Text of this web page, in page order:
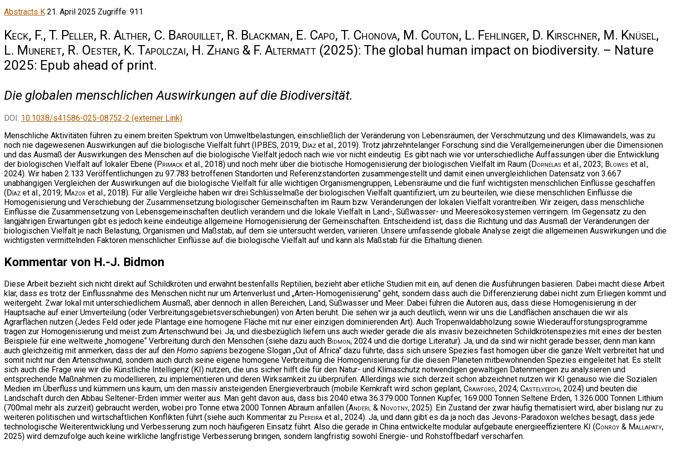
Abstracts K 21. April 2025 Zugriffe: 911
Keck, F., T. Peller, R. Alther, C. Barouillet, R. Blackman, E. Capo, T. Chonova, M. Couton, L. Fehlinger, D. Kirschner, M. Knüsel,
L. Muneret, R. Oester, K. Tapolczai, H. Zhang & F. Altermatt (2025): The global human impact on biodiversity. – Nature
2025: Epub ahead of print.
Die globalen menschlichen Auswirkungen auf die Biodiversität.
DOI: 10.1038/s41586-025-08752-2 (externer Link)
Menschliche Aktivitäten führen zu einem breiten Spektrum von Umweltbelastungen, einschließlich der Veränderung von Lebensräumen, der Verschmutzung und des Klimawandels, was zu
noch nie dagewesenen Auswirkungen auf die biologische Vielfalt führt ( IPBES, 2019; Díaz et al., 2019). Trotz jahrzehntelanger Forschung sind die Verallgemeinerungen über die Dimensionen
und das Ausmaß der Auswirkungen des Menschen auf die biologische Vielfalt jedoch nach wie vor nicht eindeutig. Es gibt nach wie vor unterschiedliche Auffassungen über die Entwicklung
der biologischen Vielfalt auf lokaler Ebene ( Primack et al., 2018) und noch mehr über die biotische Homogenisierung der biologischen Vielfalt im Raum ( Dornelas et al., 2023; Blowes et al.,
2024). Wir haben 2.133 Veröffentlichungen zu 97.783 betroffenen Standorten und Referenzstandorten zusammengestellt und damit einen unvergleichlichen Datensatz von 3.667
unabhängigen Vergleichen der Auswirkungen auf die biologische Vielfalt für alle wichtigen Organismengruppen, Lebensräume und die fünf wichtigsten menschlichen Einflüsse geschaffen
( Díaz et al., 2019; Mazor et al., 2018). Für alle Vergleiche haben wir drei Schlüsselmaße der biologischen Vielfalt quantifiziert, um zu beurteilen, wie diese menschlichen Einflüsse die
Homogenisierung und Verschiebung der Zusammensetzung biologischer Gemeinschaften im Raum bzw. Veränderungen der lokalen Vielfalt vorantreiben. Wir zeigen, dass menschliche
Einflüsse die Zusammensetzung von Lebensgemeinschaften deutlich verändern und die lokale Vielfalt in Land-, Süßwasser- und Meeresökosystemen verringern. Im Gegensatz zu den
langjährigen Erwartungen gibt es jedoch keine eindeutige allgemeine Homogenisierung der Gemeinschaften. Entscheidend ist, dass die Richtung und das Ausmaß der Veränderungen der
biologischen Vielfalt je nach Belastung, Organismen und Maßstab, auf dem sie untersucht werden, variieren. Unsere umfassende globale Analyse zeigt die allgemeinen Auswirkungen und die
wichtigsten vermittelnden Faktoren menschlicher Einflüsse auf die biologische Vielfalt auf und kann als Maßstab für die Erhaltung dienen.
Kommentar von H.-J. Bidmon
Diese Arbeit bezieht sich nicht direkt auf Schildkröten und erwähnt bestenfalls Reptilien, bezieht aber etliche Studien mit ein, auf denen die Ausführungen basieren. Dabei macht diese Arbeit
klar, dass es trotz der Einflussnahme des Menschen nicht nur um Artenverlust und „Arten-Homogenisierung“ geht, sondern dass auch die Differenzierung dabei nicht zum Erliegen kommt und
weitergeht. Zwar lokal mit unterschiedlichem Ausmaß, aber dennoch in allen Bereichen, Land, Süßwasser und Meer. Dabei führen die Autoren aus, dass diese Homogenisierung in der
Hauptsache auf einer Umverteilung (oder Verbreitungsgebietsverschiebungen) von Arten beruht. Die sehen wir ja auch deutlich, wenn wir uns die Landflächen anschauen die wir als
Agrarflächen nutzen (Jedes Feld oder jede Plantage eine homogene Fläche mit nur einer einzigen dominierenden Art). Auch Tropenwaldabholzung sowie Wiederaufforstungsprogramme
tragen zur Homogenisierung und meist zum Artenschwund bei. Ja, und diesbezüglich liefern uns auch wieder gerade die als invasiv bezeichneten Schildkrötenspezies mit eines der besten
Beispiele für eine weltweite „homogene“ Verbreitung durch den Menschen (siehe dazu auch Bidmon, 2024 und die dortige Literatur). Ja, und da sind wir nicht gerade besser, denn man kann
auch gleichzeitig mit anmerken, dass der auf den Homo sapiens bezogene Slogan „Out of Africa“ dazu führte, dass sich unsere Spezies fast homogen über die ganze Welt verbreitet hat und
somit nicht nur den Artenschwund, sondern auch durch seine eigene homogene Verbreitung die Homogenisierung für die diesen Planeten mitbewohnenden Spezies eingeleitet hat. Es stellt
sich auch die Frage wie wir die Künstliche Intelligenz (KI) nutzen, die uns sicher hilft die für den Natur- und Klimaschutz notwendigen gewaltigen Datenmengen zu analysieren und
entsprechende Maßnahmen zu modellieren, zu implementieren und deren Wirksamkeit zu überprüfen. Allerdings wie sich derzeit schon abzeichnet nutzen wir KI genauso wie die Sozialen
Medien im Überfluss und kümmern uns kaum, um den massiv ansteigenden Energieverbrauch (mobile Kernkraft wird schon geplant, Crawford, 2024; Castelveechi, 2024) und beuten die
Landschaft durch den Abbau Seltener-Erden immer weiter aus. Man geht davon aus, dass bis 2040 etwa 36.379.000 Tonnen Kupfer, 169.000 Tonnen Seltene Erden, 1.326.000 Tonnen Lithium
(700mal mehr als zurzeit) gebraucht werden, wobei pro Tonne etwa 2000 Tonnen Abraum anfallen (Anderl & Novotny, 2025). Ein Zustand der zwar häufig thematisiert wird, aber bislang nur zu
weiteren politischen und wirtschaftlichen Konflikten führt (siehe auch Kommentar zu Pereira et al., 2024). Ja, und dann gibt es da ja noch das Jevons-Paradoxon welches besagt, dass jede
technologische Weiterentwicklung und Verbesserung zum noch häufigeren Einsatz führt. Also die gerade in China entwickelte modular aufgebaute energieeffizientere KI (Conroy & Mallapaty,
2025) wird demzufolge auch keine wirkliche langfristige Verbesserung bringen, sondern langfristig sowohl Energie- und Rohstoffbedarf verschärfen.